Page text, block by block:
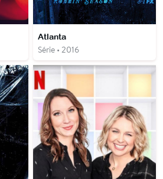
Atlanta
Série • 2016